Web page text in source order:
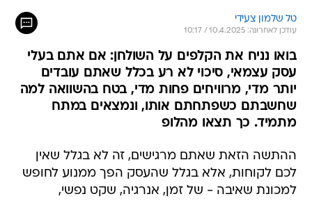
טל שלמון צעידי
עודכן לאחרונה: 10.4.2025 / 10:17
בואו נניח את הקלפים על השולחן: אם אתם בעלי
עסק עצמאי, סיכוי לא רע בכלל שאתם עובדים
יותר מדי, מרוויחים פחות מדי, בטח בהשוואה למה
שחשבתם כשפתחתם אותו, ונמצאים במתח
מתמיד. כך תצאו מהלופ
ההתשה הזאת שאתם מרגישים, זה לא בגלל שאין
לכם לקוחות, אלא בגלל שהעסק הפך ממנוע לחופש
למכונת שאיבה - של זמן, אנרגיה, שקט נפשי,